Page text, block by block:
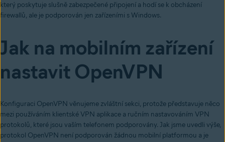
který poskytuje slušně zabezpečené připojení a hodí se k obcházení
firewallů, ale je podporován jen zařízeními s Windows.
Jak na mobilním zařízení
nastavit OpenVPN
Konfiguraci OpenVPN věnujeme zvláštní sekci, protože představuje něco
mezi používáním klientské VPN aplikace a ručním nastavováním VPN
protokolů, které jsou vaším telefonem podporovány. Jak jsme uvedli výše,
protokol OpenVPN není podporován žádnou mobilní platformou a je